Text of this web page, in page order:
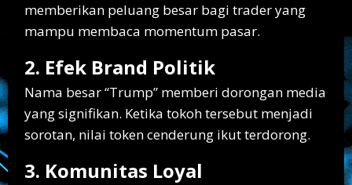
memberikan peluang besar bagi trader yang
mampu membaca momentum pasar.
2. Efek Brand Politik
Nama besar “Trump” memberi dorongan media
yang signifikan. Ketika tokoh tersebut menjadi
sorotan, nilai token cenderung ikut terdorong.
3. Komunitas Loyal